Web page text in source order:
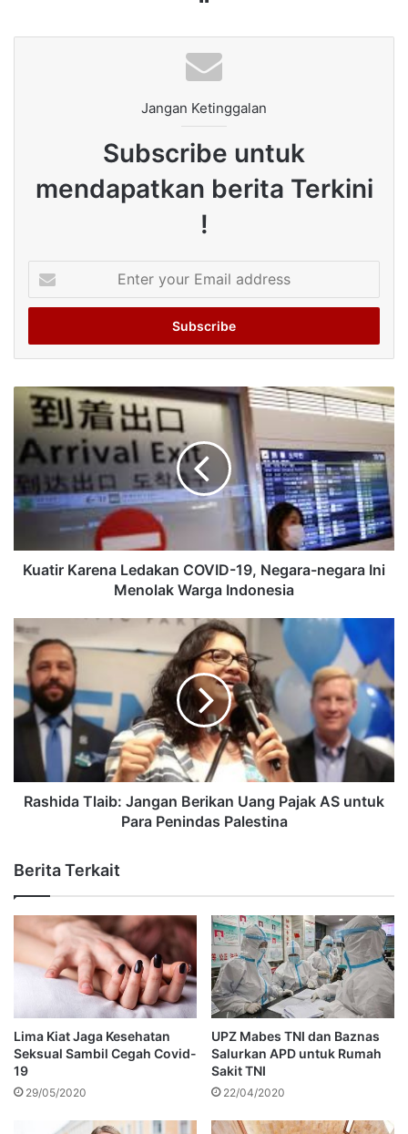
Jangan Ketinggalan
Subscribe untuk
mendapatkan berita Terkini
!
your
Email
Kuatir Karena Ledakan COVID-19, Negara-negara Ini
Menolak Warga Indonesia
Rashida Tlaib: Jangan Berikan Uang Pajak AS untuk
Para Penindas Palestina
Berita Terkait
Lima Kiat Jaga Kesehatan
Seksual Sambil Cegah Covid-
19
29/05/2020
UPZ Mabes TNI dan Baznas
Salurkan APD untuk Rumah
Sakit TNI
22/04/2020